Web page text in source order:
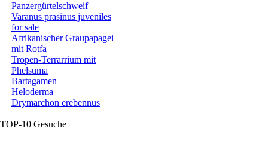
Panzergürtelschweif
Varanus prasinus juveniles
for sale
Afrikanischer Graupapagei
mit Rotfa
Tropen-Terrarrium mit
Phelsuma
Bartagamen
Heloderma
Drymarchon erebennus
TOP-10 Gesuche